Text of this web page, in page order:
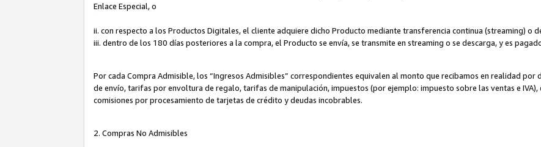
Enlace Especial, o
ii. con respecto a los Productos Digitales, el cliente adquiere dicho Producto mediante transferencia continua (streaming) o
iii. dentro de los 180 días posteriores a la compra, el Producto se envía, se transmite en streaming o se descarga, y es
Por cada Compra Admisible, los “Ingresos Admisibles” correspondientes equivalen al monto que recibamos en realidad por
de envío, tarifas por envoltura de regalo, tarifas de manipulación, impuestos (por ejemplo: impuesto sobre las ventas e
comisiones por procesamiento de tarjetas de crédito y deudas incobrables.
2. Compras No Admisibles